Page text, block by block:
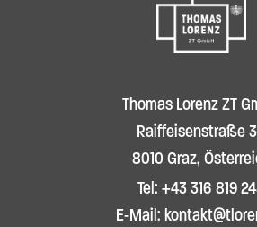
Thomas Lorenz ZT
Raiffeisenstraße
8010 Graz,
Tel: +43 316 819
E-Mail: